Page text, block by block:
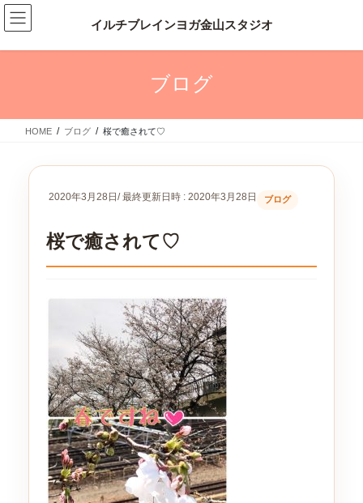
コ
ン
ナ
ビ
ブログ
HOME ブログ 桜で癒されて♡
2020年3月28日 / 最終更新日時 : 2020年3月28日 ブログ
桜で癒されて♡